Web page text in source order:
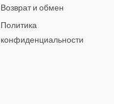
Возврат и обмен
Политика
конфиденциальности